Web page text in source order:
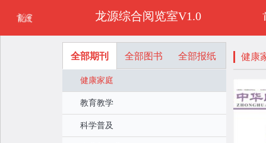
龙源综合阅览室V1.0
全部期刊 全部图书 全部报纸
健康家庭
教育教学
科学普及
健康